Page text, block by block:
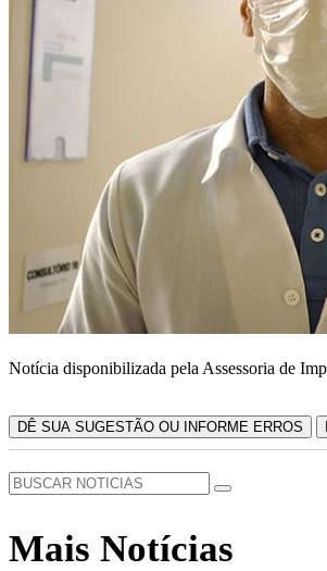
Notícia disponibilizada pela Assessoria de
DÊ SUA SUGESTÃO OU INFORME ERROS
Mais Notícias